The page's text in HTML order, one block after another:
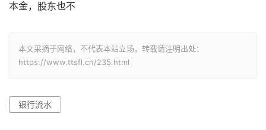
本金，股东也不
本文采摘于网络，不代表本站立场，转载请注明出处：
https://www.ttsfl.cn/235.html
银行流水